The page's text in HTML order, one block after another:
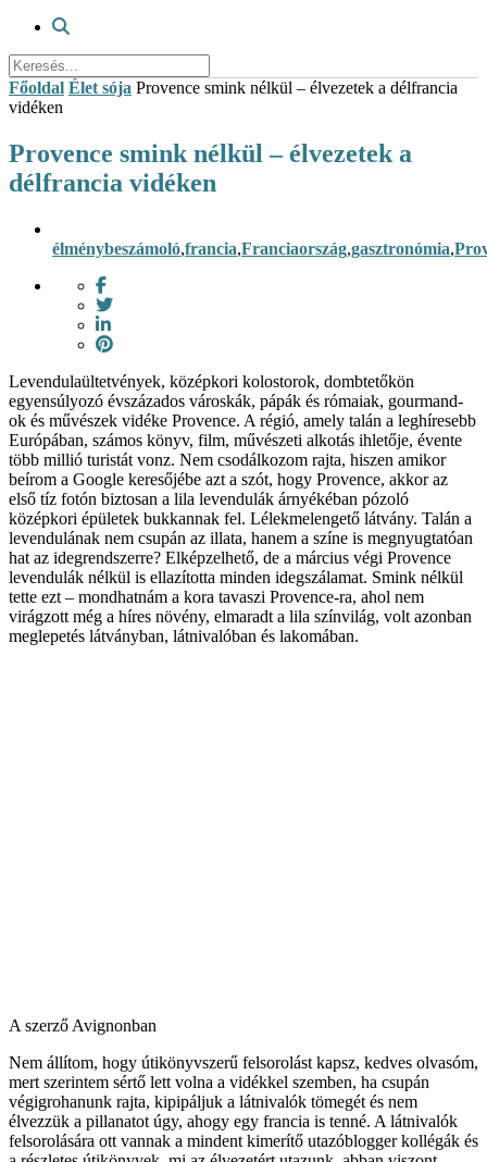
Főoldal Élet sója Provence smink nélkül – élvezetek a délfrancia
vidéken
Provence smink nélkül – élvezetek a
délfrancia vidéken
élménybeszámoló,francia,Franciaország,gasztronómia,
Levendulaültetvények, középkori kolostorok, dombtetőkön
egyensúlyozó évszázados városkák, pápák és rómaiak, gourmand-
ok és művészek vidéke Provence. A régió, amely talán a leghíresebb
Európában, számos könyv, film, művészeti alkotás ihletője, évente
több millió turistát vonz. Nem csodálkozom rajta, hiszen amikor
beírom a Google keresőjébe azt a szót, hogy Provence, akkor az
első tíz fotón biztosan a lila levendulák árnyékéban pózoló
középkori épületek bukkannak fel. Lélekmelengető látvány. Talán a
levendulának nem csupán az illata, hanem a színe is megnyugtatóan
hat az idegrendszerre? Elképzelhető, de a március végi Provence
levendulák nélkül is ellazította minden idegszálamat. Smink nélkül
tette ezt – mondhatnám a kora tavaszi Provence-ra, ahol nem
virágzott még a híres növény, elmaradt a lila színvilág, volt azonban
meglepetés látványban, látnivalóban és lakomában.
A szerző Avignonban
Nem állítom, hogy útikönyvszerű felsorolást kapsz, kedves olvasóm,
mert szerintem sértő lett volna a vidékkel szemben, ha csupán
végigrohanunk rajta, kipipáljuk a látnivalók tömegét és nem
élvezzük a pillanatot úgy, ahogy egy francia is tenné. A látnivalók
felsorolására ott vannak a mindent kimerítő utazóblogger kollégák és